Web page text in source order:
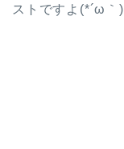
ストですよ(*´ω｀)